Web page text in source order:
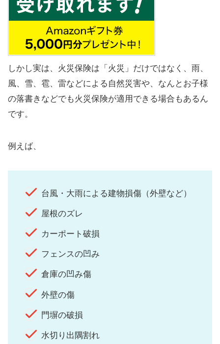
しかし実は、火災保険は「火災」だけではなく、雨、
風、雪、雹、雷などによる自然災害や、なんとお子様
の落書きなどでも火災保険が適用できる場合もあるん
です。
例えば、
台風・大雨による建物損傷（外壁など）
屋根のズレ
カーポート破損
フェンスの凹み
倉庫の凹み傷
外壁の傷
門塀の破損
水切り出隅割れ